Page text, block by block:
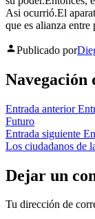
Asi ocurrió.El
que es alianza
Publicado por
Navegación
Entrada anterior
Futuro
Entrada siguiente
Los ciudadanos de
Dejar un
Tu dirección de